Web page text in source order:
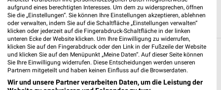
Weitere EDEKA Geschäfte mit Angeboten in
und um Boppard
aufgrund eines berechtigten Interesses. Um dem zu widersprechen, öffnen
Sie die „Einstellungen“. Sie können Ihre Einstellungen akzeptieren, ablehnen
oder verwalten, indem Sie auf die Schaltfläche „Einstellungen verwalten“
klicken oder jederzeit auf die Fingerabdruck-Schaltfläche in der linken
unteren Ecke der Website klicken. Um Ihre Einwilligung zu widerrufen,
klicken Sie auf den Fingerabdruck oder den Link in der Fußzeile der Website
und klicken Sie auf den Menüpunkt „Meine Daten“. Auf dieser Seite können
Sie Ihre Einwilligung widerrufen. Diese Entscheidungen werden unseren
Partnern mitgeteilt und haben keinen Einfluss auf die Browserdaten.
Wir und unsere Partner verarbeiten Daten, um die Leistung der